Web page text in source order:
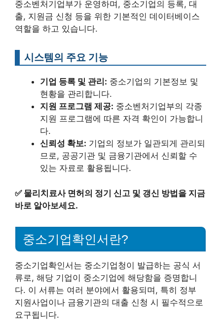
중소벤처기업부가 운영하며, 중소기업의 등록, 대
출, 지원금 신청 등을 위한 기본적인 데이터베이스
역할을 하고 있습니다.
시스템의 주요 기능
기업 등록 및 관리: 중소기업의 기본정보 및
현황을 관리합니다.
지원 프로그램 제공: 중소벤처기업부의 각종
지원 프로그램에 따른 자격 확인이 가능합니
다.
신뢰성 확보: 기업의 정보가 일관되게 관리되
므로, 공공기관 및 금융기관에서 신뢰할 수
있는 자료로 활용됩니다.
✅ 물리치료사 면허의 정기 신고 및 갱신 방법을 지금
바로 알아보세요.
중소기업확인서란?
중소기업확인서는 중소기업청이 발급하는 공식 서
류로, 해당 기업이 중소기업에 해당함을 증명합니
다. 이 서류는 여러 분야에서 활용되며, 특히 정부
지원사업이나 금융기관의 대출 신청 시 필수적으로
요구됩니다.